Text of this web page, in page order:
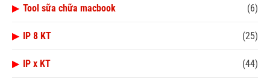
▶ Tool sữa chữa macbook (6)
▶ IP 8 KT (25)
▶ IP x KT (44)